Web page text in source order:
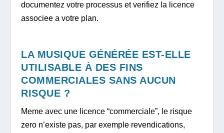
documentez votre processus et verifiez la licence
associee a votre plan.
LA MUSIQUE GÉNÉRÉE EST-ELLE
UTILISABLE À DES FINS
COMMERCIALES SANS AUCUN
RISQUE ?
Meme avec une licence “commerciale”, le risque
zero n’existe pas, par exemple revendications,